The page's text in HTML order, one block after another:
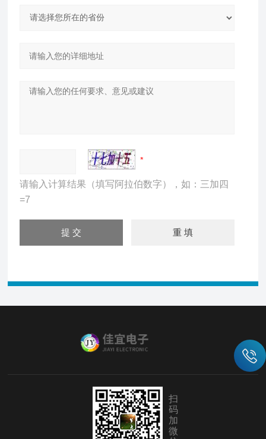
请输入计算结果（填写阿拉伯数字），如：三加四
=7
扫
码
加
微